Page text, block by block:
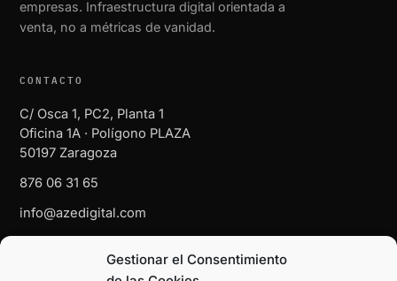
Gestionar el Consentimiento
empresas. Infraestructura digital orientada a
venta, no a métricas de vanidad.
CONTACTO
C/ Osca 1, PC2, Planta 1
Oficina 1A · Polígono PLAZA
50197 Zaragoza
876 06 31 65
info@azedigital.com